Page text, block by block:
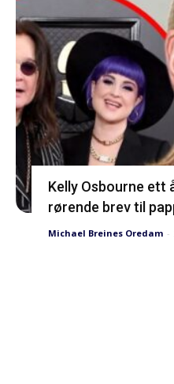
Kelly Osbourne ett
rørende brev til
Michael Breines Oredam -